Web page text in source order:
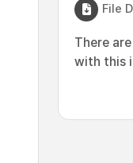
File
There
with this